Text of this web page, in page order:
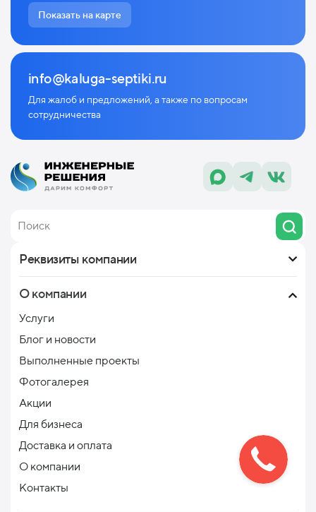
Показать на карте
info@kaluga-septiki.ru
Для жалоб и предложений, а также по вопросам
сотрудничества
Реквизиты компании
О компании
Услуги
Блог и новости
Выполненные проекты
Фотогалерея
Акции
Для бизнеса
Доставка и оплата
О компании
Контакты